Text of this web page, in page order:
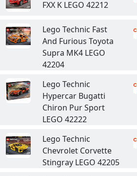
FXX K LEGO 42212
Lego Technic Fast
And Furious Toyota
Supra MK4 LEGO
42204
Lego Technic
Hypercar Bugatti
Chiron Pur Sport
LEGO 42222
Lego Technic
Chevrolet Corvette
Stingray LEGO 42205